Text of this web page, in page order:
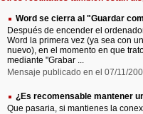
Word se cierra al "Guardar
Después de encender el
Word la primera vez (ya sea con
nuevo), en el momento en que
mediante "Grabar ...
Mensaje publicado en el 07/11/
¿Es recomensable mantener
Que pasaria, si mantienes la